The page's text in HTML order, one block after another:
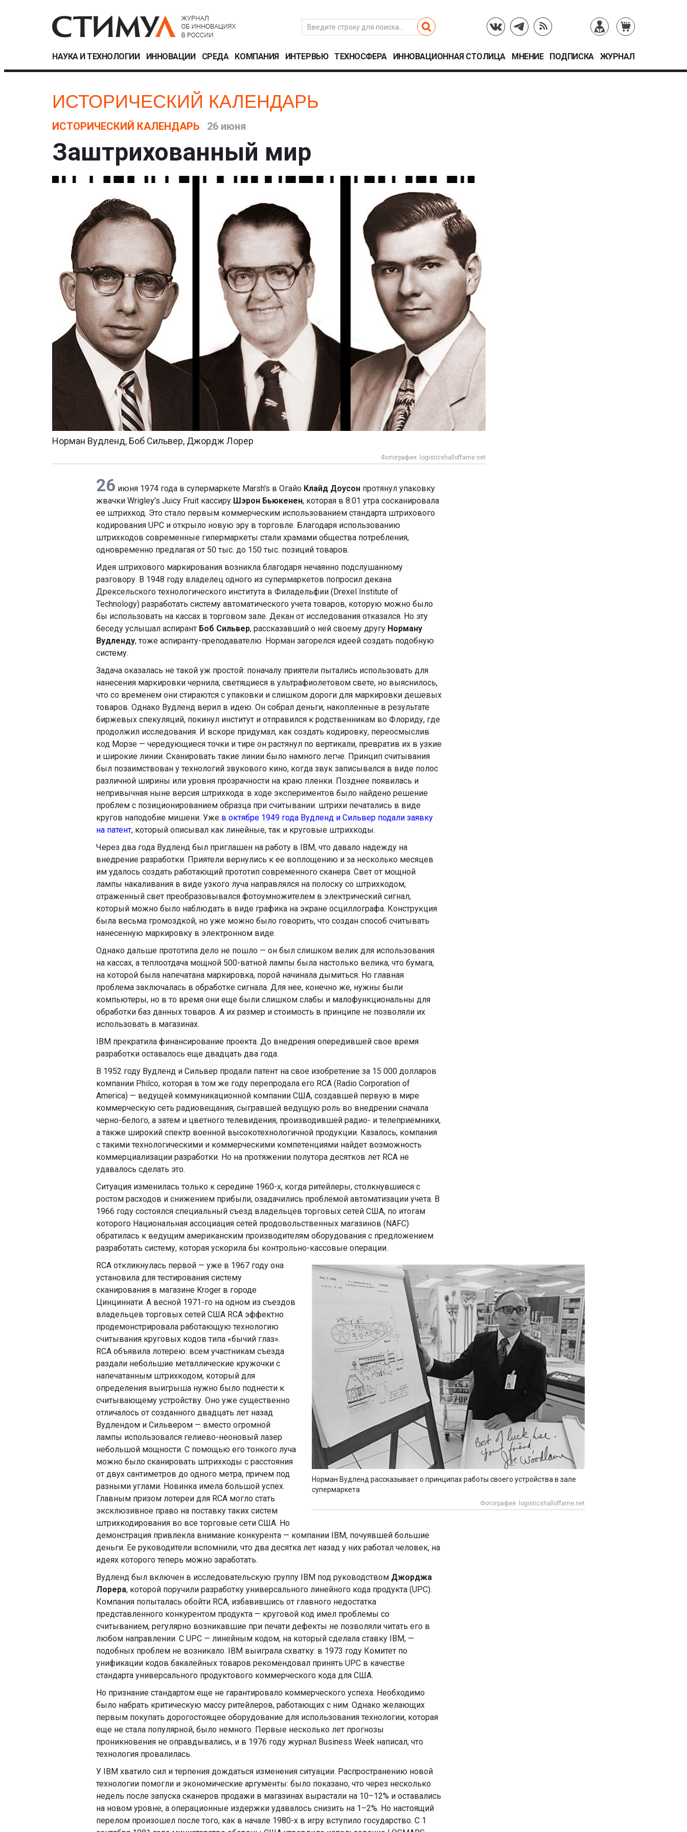
НАУКА И ТЕХНОЛОГИИ ИННОВАЦИИ СРЕДА КОМПАНИЯ ИНТЕРВЬЮ ТЕХНОСФЕРА ИННОВАЦИОННАЯ СТОЛИЦА МНЕНИЕ ПОДПИСКА ЖУРНАЛ
ИСТОРИЧЕСКИЙ КАЛЕНДАРЬ
ИСТОРИЧЕСКИЙ КАЛЕНДАРЬ 26 июня
Заштрихованный мир
Норман Вудленд, Боб Сильвер, Джордж Лорер
Фотография: logisticshalloffame.net
26 июня 1974 года в супермаркете Marsh's в Огайо Клайд Доусонпротянул упаковку
жвачки Wrigley's Juicy Fruit кассиру Шэрон Бьюкенен, которая в 8:01 утра сосканировала
ее штрихкод. Это стало первым коммерческим использованием стандарта штрихового
кодирования UPC и открыло новую эру в торговле. Благодаря использованию
штрихкодов современные гипермаркеты стали храмами общества потребления,
одновременно предлагая от 50 тыс. до 150 тыс. позиций товаров.
Идея штрихового маркирования возникла благодаря нечаянно подслушанному
разговору. В 1948 году владелец одного из супермаркетов попросил декана
Дрексельского технологического института в Филадельфии (Drexel Institute of
Technology) разработать систему автоматического учета товаров, которую можно было
бы использовать на кассах в торговом зале. Декан от исследования отказался. Но эту
беседу услышал аспирант Боб Сильвер, рассказавший о ней своему другу Норману
Вудленду, тоже аспиранту-преподавателю. Норман загорелся идеей создать подобную
систему.
Задача оказалась не такой уж простой: поначалу приятели пытались использовать для
нанесения маркировки чернила, светящиеся в ультрафиолетовом свете, но выяснилось,
что со временем они стираются с упаковки и слишком дороги для маркировки дешевых
товаров. Однако Вудленд верил в идею. Он собрал деньги, накопленные в результате
биржевых спекуляций, покинул институт и отправился к родственникам во Флориду, где
продолжил исследования. И вскоре придумал, как создать кодировку, переосмыслив
код Морзе — чередующиеся точки и тире он растянул по вертикали, превратив их в узкие
и широкие линии. Сканировать такие линии было намного легче. Принцип считывания
был позаимствован у технологий звукового кино, когда звук записывался в виде полос
различной ширины или уровня прозрачности на краю пленки. Позднее появилась и
непривычная ныне версия штрихкода: в ходе экспериментов было найдено решение
проблем с позиционированием образца при считывании: штрихи печатались в виде
кругов наподобие мишени. Уже в октябре 1949 года Вудленд и Сильвер подали заявку
на патент, который описывал как линейные, так и круговые штрихкоды.
Через два года Вудленд был приглашен на работу в IBM, что давало надежду на
внедрение разработки. Приятели вернулись к ее воплощению и за несколько месяцев
им удалось создать работающий прототип современного сканера. Свет от мощной
лампы накаливания в виде узкого луча направлялся на полоску со штрихкодом,
отраженный свет преобразовывался фотоумножителем в электрический сигнал,
который можно было наблюдать в виде графика на экране осциллографа. Конструкция
была весьма громоздкой, но уже можно было говорить, что создан способ считывать
нанесенную маркировку в электронном виде.
Однако дальше прототипа дело не пошло — он был слишком велик для использования
на кассах, а теплоотдача мощной 500-ватной лампы была настолько велика, что бумага,
на которой была напечатана маркировка, порой начинала дымиться. Но главная
проблема заключалась в обработке сигнала. Для нее, конечно же, нужны были
компьютеры, но в то время они еще были слишком слабы и малофункциональны для
обработки баз данных товаров. А их размер и стоимость в принципе не позволяли их
использовать в магазинах.
IBM прекратила финансирование проекта. До внедрения опередившей свое время
разработки оставалось еще двадцать два года.
В 1952 году Вудленд и Сильвер продали патент на свое изобретение за 15 000 долларов
компании Philco, которая в том же году перепродала его RCA (Radio Corporation of
America) — ведущей коммуникационной компании США, создавшей первую в мире
коммерческую сеть радиовещания, сыгравшей ведущую роль во внедрении сначала
черно-белого, а затем и цветного телевидения, производившей радио- и телеприемники,
а также широкий спектр военной высокотехнологичной продукции. Казалось, компания
с такими технологическими и коммерческими компетенциями найдет возможность
коммерциализации разработки. Но на протяжении полутора десятков лет RCA не
удавалось сделать это.
Ситуация изменилась только к середине 1960-х, когда ритейлеры, столкнувшиеся с
ростом расходов и снижением прибыли, озадачились проблемой автоматизации учета. В
1966 году состоялся специальный съезд владельцев торговых сетей США, по итогам
которого Национальная ассоциация сетей продовольственных магазинов (NAFC)
обратилась к ведущим американским производителям оборудования с предложением
разработать систему, которая ускорила бы контрольно-кассовые операции.
Норман Вудленд рассказывает о принципах работы своего устройства в зале
супермаркета
Фотография: logisticshalloffame.net
RCA откликнулась первой — уже в 1967 году она
установила для тестирования систему
сканирования в магазине Kroger в городе
Цинциннати. А весной 1971-го на одном из съездов
владельцев торговых сетей США RCA эффектно
продемонстрировала работающую технологию
считывания круговых кодов типа «бычий глаз».
RCA объявила лотерею: всем участникам съезда
раздали небольшие металлические кружочки с
напечатанным штрихкодом, который для
определения выигрыша нужно было поднести к
считывающему устройству. Оно уже существенно
отличалось от созданного двадцать лет назад
Вудлендом и Сильвером — вместо огромной
лампы использовался гелиево-неоновый лазер
небольшой мощности. С помощью его тонкого луча
можно было сканировать штрихкоды с расстояния
от двух сантиметров до одного метра, причем под
разными углами. Новинка имела большой успех.
Главным призом лотереи для RCA могло стать
эксклюзивное право на поставку таких систем
штрихкодирования во все торговые сети США. Но
демонстрация привлекла внимание конкурента — компании IBM, почуявшей большие
деньги. Ее руководители вспомнили, что два десятка лет назад у них работал человек, на
идеях которого теперь можно заработать.
Вудленд был включен в исследовательскую группу IBM под руководством Джорджа
Лорера, которой поручили разработку универсального линейного кода продукта (UPC).
Компания попыталась обойти RCA, избавившись от главного недостатка
представленного конкурентом продукта — круговой код имел проблемы со
считыванием, регулярно возникавшие при печати дефекты не позволяли читать его в
любом направлении. С UPC — линейным кодом, на который сделала ставку IBM, —
подобных проблем не возникало. IBM выиграла схватку: в 1973 году Комитет по
унификации кодов бакалейных товаров рекомендовал принять UPC в качестве
стандарта универсального продуктового коммерческого кода для США.
Но признание стандартом еще не гарантировало коммерческого успеха. Необходимо
было набрать критическую массу ритейлеров, работающих с ним. Однако желающих
первым покупать дорогостоящее оборудование для использования технологии, которая
еще не стала популярной, было немного. Первые несколько лет прогнозы
проникновения не оправдывались, и в 1976 году журнал Business Week написал, что
технология провалилась.
У IBM хватило сил и терпения дождаться изменения ситуации. Распространению новой
технологии помогли и экономические аргументы: было показано, что через несколько
недель после запуска сканеров продажи в магазинах вырастали на 10–12% и оставались
на новом уровне, а операционные издержки удавалось снизить на 1–2%. Но настоящий
перелом произошел после того, как в начале 1980-х в игру вступило государство. С 1